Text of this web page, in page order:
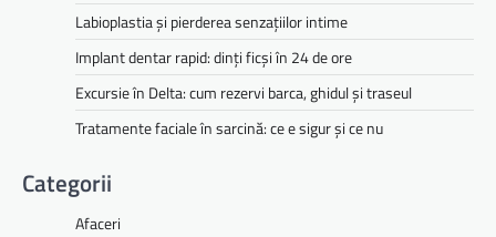
Labioplastia și pierderea senzațiilor intime
Implant dentar rapid: dinți ficși în 24 de ore
Excursie în Delta: cum rezervi barca, ghidul și traseul
Tratamente faciale în sarcină: ce e sigur și ce nu
Categorii
Afaceri